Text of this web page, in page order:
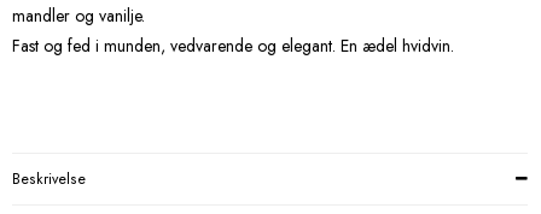
mandler og vanilje.
Fast og fed i munden, vedvarende og elegant. En ædel hvidvin.
Beskrivelse